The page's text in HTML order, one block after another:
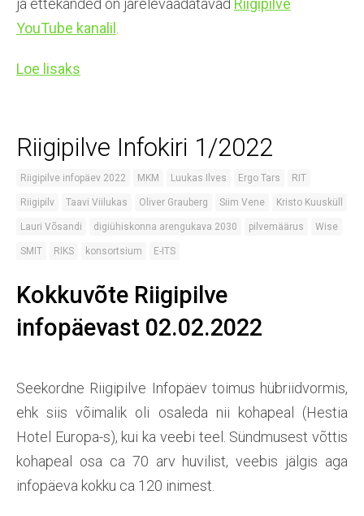
ja ettekanded on järelevaadatavad Riigipilve
YouTube kanalil
Loe lisaks
Riigipilve Infokiri 1/2022
Riigipilve infopäev 2022 MKM Luukas Ilves Ergo Tars RIT
Riigipilv Taavi Viilukas Oliver Grauberg Siim Vene Kristo Kuusküll
Lauri Võsandi digiühiskonna arengukava 2030 pilvemäärus Wise
SMIT RIKS konsortsium E-ITS
Kokkuvõte Riigipilve
infopäevast 02.02.2022
Seekordne Riigipilve Infopäev toimus hübriidvormis,
ehk siis võimalik oli osaleda nii kohapeal (Hestia
Hotel Europa-s), kui ka veebi teel. Sündmusest võttis
kohapeal osa ca 70 arv huvilist, veebis jälgis aga
infopäeva kokku ca 120 inimest.